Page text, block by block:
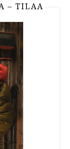
– TILAA